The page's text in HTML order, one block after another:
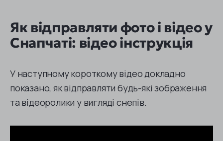
Як відправляти фото і відео у
Снапчаті: відео інструкція
У наступному короткому відео докладно
показано, як відправляти будь-які зображення
та відеоролики у вигляді снепів.